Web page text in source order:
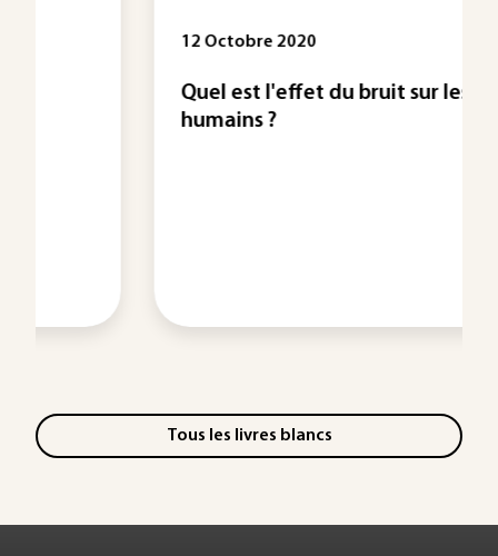
12 Octobre 2020
Quel est l'effet du bruit sur les
Tous les livres blancs